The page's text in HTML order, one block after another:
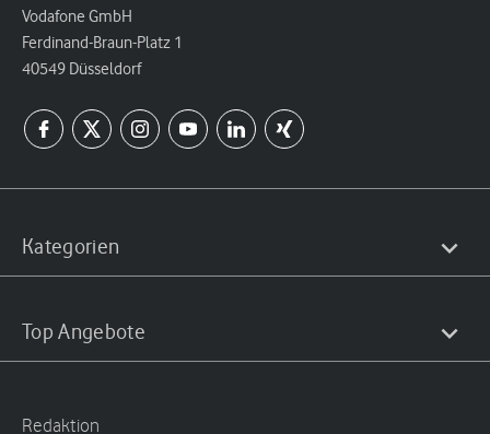
Vodafone GmbH
Ferdinand-Braun-Platz 1
40549 Düsseldorf
Kategorien
Top Angebote
Redaktion